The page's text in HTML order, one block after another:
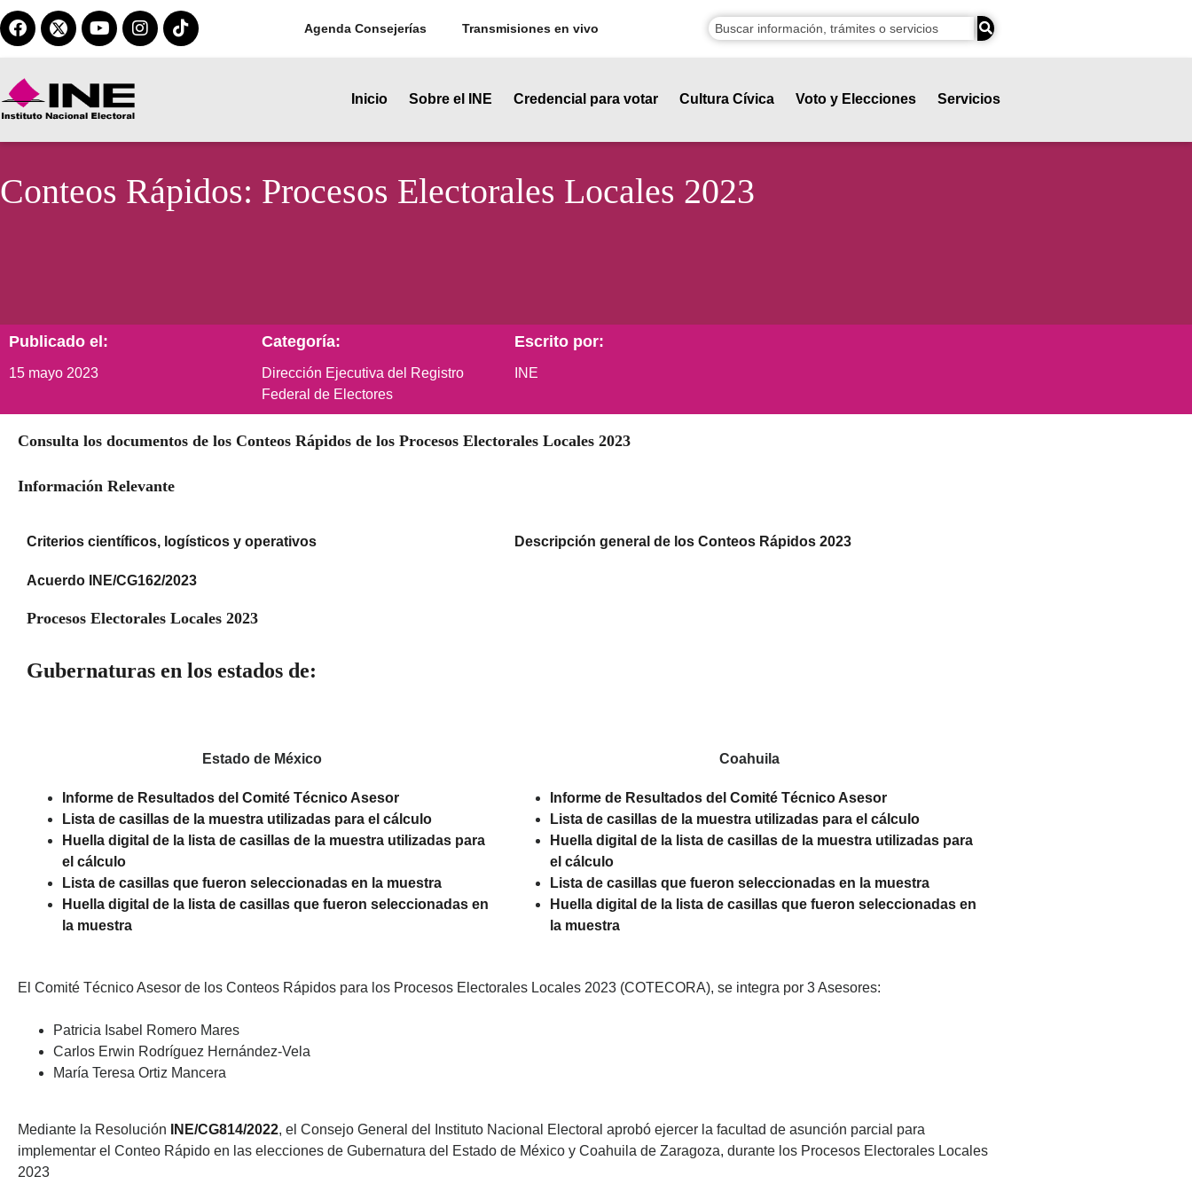
Agenda Consejerías Transmisiones en vivo
Inicio Sobre el INE Credencial para votar Cultura Cívica Voto y Elecciones Servicios
Conteos Rápidos: Procesos Electorales Locales 2023
Publicado el:
15 mayo 2023
Categoría:
Dirección Ejecutiva del Registro
Federal de Electores
Escrito por:
INE
Consulta los documentos de los Conteos Rápidos de los Procesos Electorales Locales 2023
Información Relevante
Criterios científicos, logísticos y operativos Descripción general de los Conteos Rápidos 2023
Acuerdo INE/CG162/2023
Procesos Electorales Locales 2023
Gubernaturas en los estados de:
Estado de México Coahuila
Informe de Resultados del Comité Técnico Asesor
Lista de casillas de la muestra utilizadas para el cálculo
Huella digital de la lista de casillas de la muestra utilizadas para
el cálculo
Lista de casillas que fueron seleccionadas en la muestra
Huella digital de la lista de casillas que fueron seleccionadas en
la muestra
Informe de Resultados del Comité Técnico Asesor
Lista de casillas de la muestra utilizadas para el cálculo
Huella digital de la lista de casillas de la muestra utilizadas para
el cálculo
Lista de casillas que fueron seleccionadas en la muestra
Huella digital de la lista de casillas que fueron seleccionadas en
la muestra
El Comité Técnico Asesor de los Conteos Rápidos para los Procesos Electorales Locales 2023 (COTECORA), se integra por 3 Asesores:
Patricia Isabel Romero Mares
Carlos Erwin Rodríguez Hernández-Vela
María Teresa Ortiz Mancera
Mediante la Resolución INE/CG814/2022, el Consejo General del Instituto Nacional Electoral aprobó ejercer la facultad de asunción parcial para
implementar el Conteo Rápido en las elecciones de Gubernatura del Estado de México y Coahuila de Zaragoza, durante los Procesos Electorales Locales
2023